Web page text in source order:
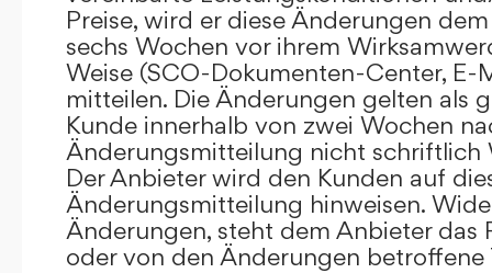
Preise, wird er diese Änderungen
sechs Wochen vor ihrem
Weise (SCO-Dokumenten-Center, E-
mitteilen. Die Änderungen gelten als
Kunde innerhalb von zwei Wochen
Änderungsmitteilung nicht schriftlich
Der Anbieter wird den Kunden auf
Änderungsmitteilung hinweisen.
Änderungen, steht dem Anbieter das
oder von den Änderungen betroffene